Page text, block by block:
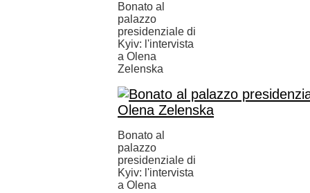
Bonato al
palazzo
presidenziale di
Kyiv: l'intervista
a Olena
Zelenska
Bonato al
palazzo
presidenziale di
Kyiv: l'intervista
a Olena